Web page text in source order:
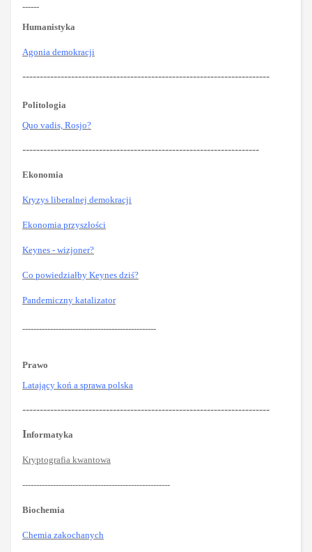
------
Humanistyka
Agonia demokracji
-----------------------------------------------------------------------
Politologia
Quo vadis, Rosjo?
--------------------------------------------------------------------
Ekonomia
Kryzys liberalnej demokracji
Ekonomia przyszłości
Keynes - wizjoner?
Co powiedziałby Keynes dziś?
Pandemiczny katalizator
------------------------------------------------
Prawo
Latający koń a sprawa polska
-----------------------------------------------------------------------
Informatyka
Kryptografia kwantowa
-----------------------------------------------------
Biochemia
Chemia zakochanych